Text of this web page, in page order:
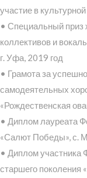
участие в
• Специальный
коллективов и
г. Уфа, 2019 год
• Грамота за
самодеятельных
«Рождественская
• Диплом лауреата
«Салют Победы», с.
• Диплом участника
старшего поколения